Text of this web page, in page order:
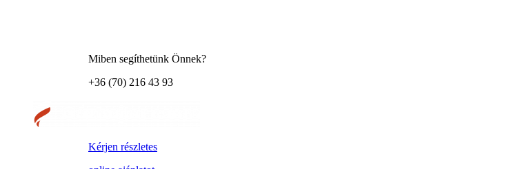
Miben segíthetünk Önnek?
+36 (70) 216 43 93
Kérjen részletes